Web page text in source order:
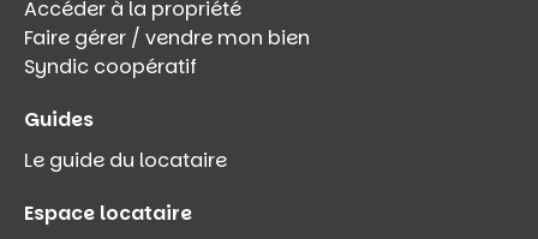
Accéder à la propriété
Faire gérer / vendre mon bien
Syndic coopératif
Guides
Le guide du locataire
Espace locataire